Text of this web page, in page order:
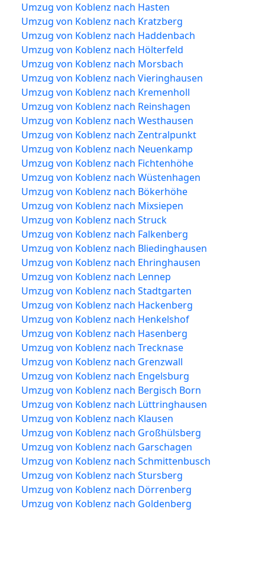
Umzug von Koblenz nach Hasten
Umzug von Koblenz nach Kratzberg
Umzug von Koblenz nach Haddenbach
Umzug von Koblenz nach Hölterfeld
Umzug von Koblenz nach Morsbach
Umzug von Koblenz nach Vieringhausen
Umzug von Koblenz nach Kremenholl
Umzug von Koblenz nach Reinshagen
Umzug von Koblenz nach Westhausen
Umzug von Koblenz nach Zentralpunkt
Umzug von Koblenz nach Neuenkamp
Umzug von Koblenz nach Fichtenhöhe
Umzug von Koblenz nach Wüstenhagen
Umzug von Koblenz nach Bökerhöhe
Umzug von Koblenz nach Mixsiepen
Umzug von Koblenz nach Struck
Umzug von Koblenz nach Falkenberg
Umzug von Koblenz nach Bliedinghausen
Umzug von Koblenz nach Ehringhausen
Umzug von Koblenz nach Lennep
Umzug von Koblenz nach Stadtgarten
Umzug von Koblenz nach Hackenberg
Umzug von Koblenz nach Henkelshof
Umzug von Koblenz nach Hasenberg
Umzug von Koblenz nach Trecknase
Umzug von Koblenz nach Grenzwall
Umzug von Koblenz nach Engelsburg
Umzug von Koblenz nach Bergisch Born
Umzug von Koblenz nach Lüttringhausen
Umzug von Koblenz nach Klausen
Umzug von Koblenz nach Großhülsberg
Umzug von Koblenz nach Garschagen
Umzug von Koblenz nach Schmittenbusch
Umzug von Koblenz nach Stursberg
Umzug von Koblenz nach Dörrenberg
Umzug von Koblenz nach Goldenberg